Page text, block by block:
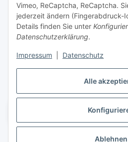
Alle
Ablehnen
Vimeo, ReCaptcha, ReCaptcha.
jederzeit ändern (Fingerabdruck-
Details finden Sie unter
Datenschutzerklärung.
Impressum Datenschutz
Telefon: +4915142420171
E-Mail: verkauf@marmey-
Informationen
Gesetzliche Informationen
Vertrag widerrufen
* Alle Preise zzgl. gesetzlicher USt., zzgl.